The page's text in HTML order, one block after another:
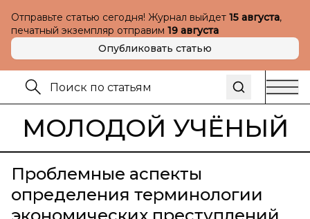
Отправьте статью сегодня! Журнал выйдет 15 августа,
печатный экземпляр отправим 19 августа
Опубликовать статью
МОЛОДОЙ УЧЁНЫЙ
Проблемные аспекты
определения терминологии